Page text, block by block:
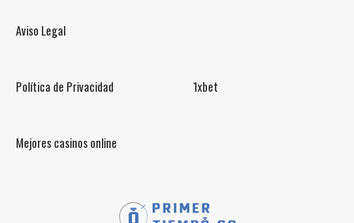
Aviso Legal
Política de Privacidad 1xbet
Mejores casinos online